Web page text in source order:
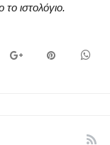
ιστολόγιο.